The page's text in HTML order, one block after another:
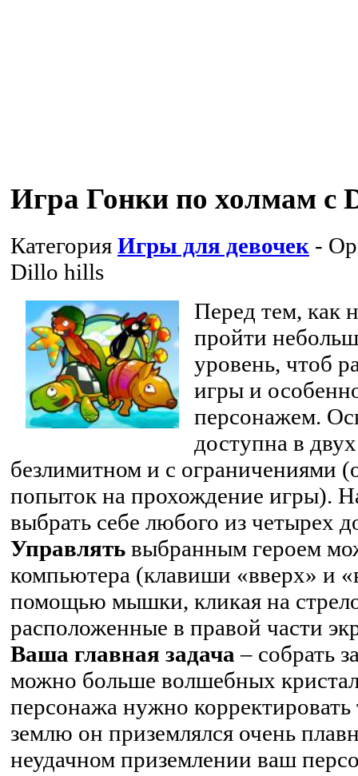
Игра Гонки по холмам с
Категория Игры для девочек -
Dillo hills
Перед тем, как
пройти
уровень, чтоб
игры и
персонажем.
доступна в
безлимитном и с ограничениями
попыток на прохождение игры).
выбрать себе любого из четырех
Управлять выбранным героем
компьютера (клавиши «вверх» и
помощью мышки, кликая на
расположенные в правой части
Ваша главная задача – собрать
можно больше волшебных
персонажа нужно
землю он приземлялся очень
неудачном приземлении ваш